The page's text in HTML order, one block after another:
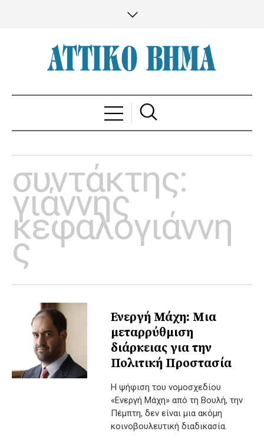
συντάκτης:
γιάννης
κεφαλογιάννη
ς
Ενεργή Μάχη: Μια
μεταρρύθμιση
διάρκειας για την
Πολιτική Προστασία
Η ψήφιση του νομοσχεδίου
«Ενεργή Μάχη» από τη Βουλή, την
Πέμπτη, δεν είναι μια ακόμη
κοινοβουλευτική διαδικασία.